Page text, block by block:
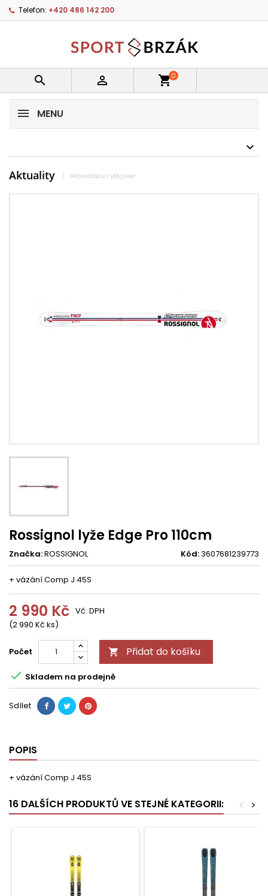
Telefon: +420 486 142 200
  shopping_cart0
MENU
Aktuality PROHLÉDNOUT VŠECHNY
Rossignol lyže Edge Pro 110cm
Značka:ROSSIGNOL Kód:3607681239773
+ vázání Comp J 45S
2 990 Kč
(2 990 Kč ks)
Vč. DPH
Počet  Přidat do košíku
 Skladem na prodejně
Sdílet
POPIS
+ vázání Comp J 45S
16 DALŠÍCH PRODUKTŮ VE STEJNÉ KATEGORII: >
<